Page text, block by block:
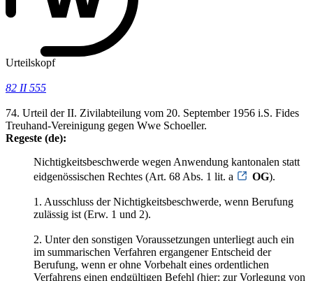
Urteilskopf
82 II 555
74. Urteil der II. Zivilabteilung vom 20. September 1956 i.S. Fides
Treuhand-Vereinigung gegen Wwe Schoeller.
Regeste (de):
Nichtigkeitsbeschwerde wegen Anwendung kantonalen statt
eidgenössischen Rechtes (Art. 68 Abs. 1 lit. a
OG).
1. Ausschluss der Nichtigkeitsbeschwerde, wenn Berufung
zulässig ist (Erw. 1 und 2).
2. Unter den sonstigen Voraussetzungen unterliegt auch ein
im summarischen Verfahren ergangener Entscheid der
Berufung, wenn er ohne Vorbehalt eines ordentlichen
Verfahrens einen endgültigen Befehl (hier: zur Vorlegung von